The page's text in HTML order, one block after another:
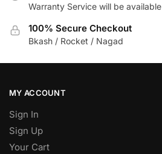
Warranty Service will be available
100% Secure Checkout
Bkash / Rocket / Nagad
MY ACCOUNT
Sign In
Sign Up
Your Cart